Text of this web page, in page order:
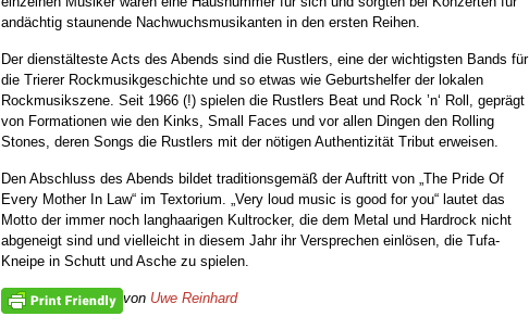
andächtig staunende Nachwuchsmusikanten in den ersten Reihen.
Der dienstälteste Acts des Abends sind die Rustlers, eine der wichtigsten Bands für
die Trierer Rockmusikgeschichte und so etwas wie Geburtshelfer der lokalen
Rockmusikszene. Seit 1966 (!) spielen die Rustlers Beat und Rock ’n‘ Roll, geprägt
von Formationen wie den Kinks, Small Faces und vor allen Dingen den Rolling
Stones, deren Songs die Rustlers mit der nötigen Authentizität Tribut erweisen.
Den Abschluss des Abends bildet traditionsgemäß der Auftritt von „The Pride Of
Every Mother In Law“ im Textorium. „Very loud music is good for you“ lautet das
Motto der immer noch langhaarigen Kultrocker, die dem Metal und Hardrock nicht
abgeneigt sind und vielleicht in diesem Jahr ihr Versprechen einlösen, die Tufa-
Kneipe in Schutt und Asche zu spielen.
von Uwe Reinhard